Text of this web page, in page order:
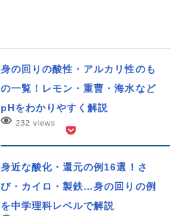
身の回りの酸性・アルカリ性のも
の一覧！レモン・重曹・海水など
pHをわかりやすく解説
232 views
身近な酸化・還元の例16選！さ
び・カイロ・製鉄…身の回りの例
を中学理科レベルで解説